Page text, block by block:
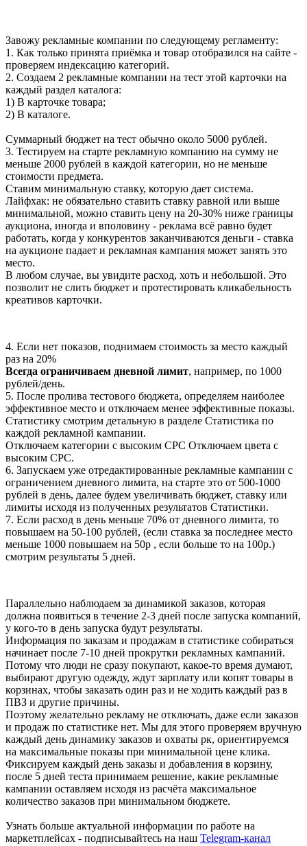
Завожу рекламные компании по следующему регламенту:
1. Как только принята приёмка и товар отобразился на сайте -
проверяем индексацию категорий.
2. Создаем 2 рекламные компании на тест этой карточки на
каждый раздел каталога:
1) В карточке товара;
2) В каталоге.
Суммарный бюджет на тест обычно около 5000 рублей.
3. Тестируем на старте рекламную компанию на сумму не
меньше 2000 рублей в каждой категории, но не меньше
стоимости предмета.
Ставим минимальную ставку, которую дает система.
Лайфхак: не обязательно ставить ставку равной или выше
минимальной, можно ставить цену на 20-30% ниже границы
аукциона, иногда и вполовину - реклама всё равно будет
работать, когда у конкурентов заканчиваются деньги - ставка
на аукционе падает и рекламная кампания может занять это
место.
В любом случае, вы увидите расход, хоть и небольшой. Это
позволит не слить бюджет и протестировать кликабельность
креативов карточки.
4. Если нет показов, поднимаем стоимость за место каждый
раз на 20%
Всегда ограничиваем дневной лимит, например, по 1000
рублей/день.
5. После пролива тестового бюджета, определяем наиболее
эффективное место и отключаем менее эффективные показы.
Статистику смотрим детальную в разделе Статистика по
каждой рекламной кампании.
Отключаем категории с высоким СРС Отключаем цвета с
высоким СРС.
6. Запускаем уже отредактированные рекламные кампании с
ограничением дневного лимита, на старте это от 500-1000
рублей в день, далее будем увеличивать бюджет, ставку или
лимиты исходя из полученных результатов Статистики.
7. Если расход в день меньше 70% от дневного лимита, то
повышаем на 50-100 рублей, (если ставка за последнее место
меньше 1000 повышаем на 50р , если больше то на 100р.)
смотрим результаты 5 дней.
Параллельно наблюдаем за динамикой заказов, которая
должна появиться в течение 2-3 дней после запуска компаний,
у кого-то в день запуска будут результаты.
Информация по заказам и продажам в статистике собираться
начинает после 7-10 дней прокрутки рекламных кампаний.
Потому что люди не сразу покупают, какое-то время думают,
выбирают другую одежду, ждут зарплату или копят товары в
корзинах, чтобы заказать один раз и не ходить каждый раз в
ПВЗ и другие причины.
Поэтому желательно рекламу не отключать, даже если заказов
и продаж по статистике нет. Мы для этого проверяем вручную
каждый день динамику заказов и охваты рк, ориентируемся
на максимальные показы при минимальной цене клика.
Фиксируем каждый день заказы и добавления в корзину,
после 5 дней теста принимаем решение, какие рекламные
кампании оставляем исходя из расчёта максимальное
количество заказов при минимальном бюджете.
Узнать больше актуальной информации по работе на
маркетплейсах - подписывайтесь на наш Telegram-канал